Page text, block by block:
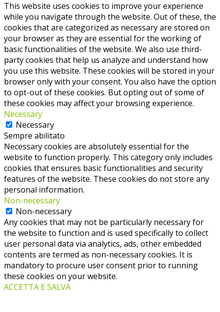
This website uses cookies to improve your experience
while you navigate through the website. Out of these, the
cookies that are categorized as necessary are stored on
your browser as they are essential for the working of
basic functionalities of the website. We also use third-
party cookies that help us analyze and understand how
you use this website. These cookies will be stored in your
browser only with your consent. You also have the option
to opt-out of these cookies. But opting out of some of
these cookies may affect your browsing experience.
Necessary
Necessary
Sempre abilitato
Necessary cookies are absolutely essential for the
website to function properly. This category only includes
cookies that ensures basic functionalities and security
features of the website. These cookies do not store any
personal information.
Non-necessary
Non-necessary
Any cookies that may not be particularly necessary for
the website to function and is used specifically to collect
user personal data via analytics, ads, other embedded
contents are termed as non-necessary cookies. It is
mandatory to procure user consent prior to running
these cookies on your website.
ACCETTA E SALVA